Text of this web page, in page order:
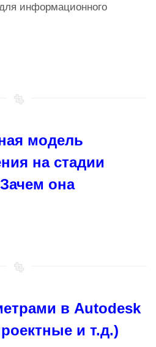
информационного
модель
на стадии
она
в Autodesk
и т.д.)